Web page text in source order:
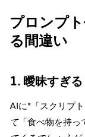
プロンプ
る間違い
1. 曖昧すぎる
AIに*「スクリプト
て「食べ物を持っ